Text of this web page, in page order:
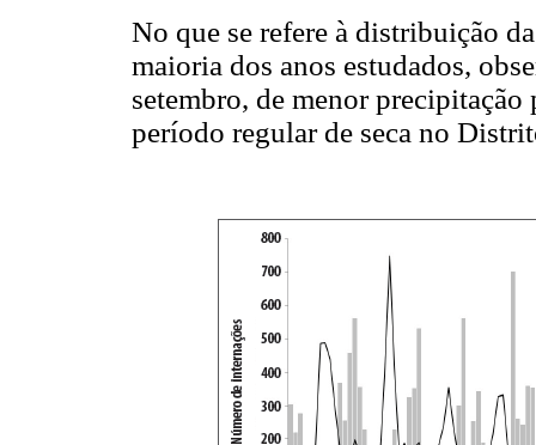
No que se refere à distribuição
maioria dos anos estudados,
setembro, de menor
período regular de seca no